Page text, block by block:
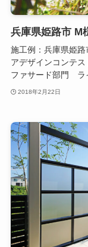
兵庫県姫路市 M
施工例：兵庫県姫
アデザインコンテ
ファサード部門 ラ
2018年2月22日